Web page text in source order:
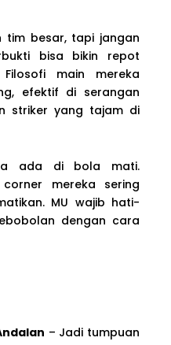
tim besar, tapi jangan
bisa bikin repot
main mereka
efektif di serangan
striker yang tajam di
ada di bola mati.
mereka sering
MU wajib hati-
dengan cara
– Jadi tumpuan